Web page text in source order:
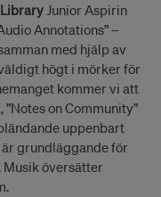
Junior Aspirin
Annotations” –
med hjälp av
högt i mörker för
kommer vi att
on Community”
uppenbart
grundläggande för
Musik översätter